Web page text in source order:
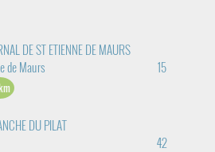
DE ST ETIENNE DE MAURS
de Maurs
15
DU PILAT
42